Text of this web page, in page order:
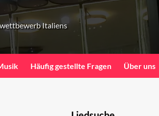
Italiens
Häufig gestellte Fragen Über uns